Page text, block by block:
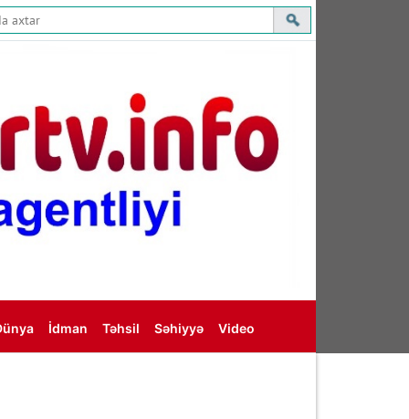
İdman Təhsil Səhiyyə Video